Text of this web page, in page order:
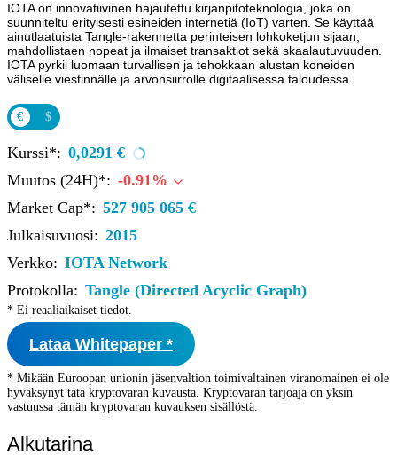
IOTA on innovatiivinen hajautettu kirjanpitoteknologia, joka on
suunniteltu erityisesti esineiden internetiä (IoT) varten. Se käyttää
ainutlaatuista Tangle-rakennetta perinteisen lohkoketjun sijaan,
mahdollistaen nopeat ja ilmaiset transaktiot sekä skaalautuvuuden.
IOTA pyrkii luomaan turvallisen ja tehokkaan alustan koneiden
väliselle viestinnälle ja arvonsiirrolle digitaalisessa taloudessa.
€ $
Kurssi*: 0,0291 €
Muutos (24H)*: -0.91%
Market Cap*: 527 905 065 €
Julkaisuvuosi: 2015
Verkko: IOTA Network
Protokolla: Tangle (Directed Acyclic Graph)
* Ei reaaliaikaiset tiedot.
Lataa Whitepaper *
* Mikään Euroopan unionin jäsenvaltion toimivaltainen viranomainen ei ole
hyväksynyt tätä kryptovaran kuvausta. Kryptovaran tarjoaja on yksin
vastuussa tämän kryptovaran kuvauksen sisällöstä.
Alkutarina